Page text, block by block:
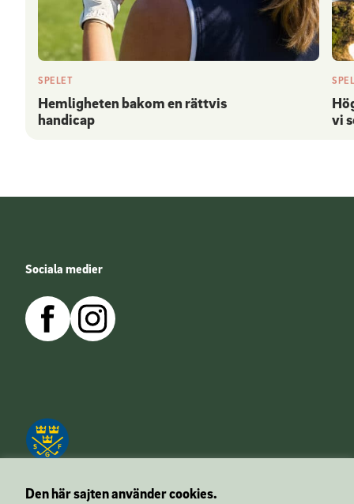
SPELET
Hemligheten bakom en rättvis
handicap
vi
Sociala medier
Den här sajten använder cookies.